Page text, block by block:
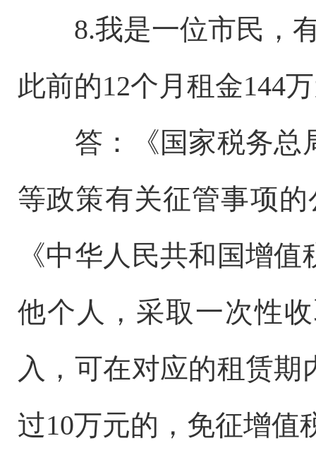
8.我是一位市民，
此前的12个月租金144
答：《国家税务总
等政策有关征管事项
《中华人民共和国增
他个人，采取一次性
入，可在对应的租赁
过10万元的，免征增值